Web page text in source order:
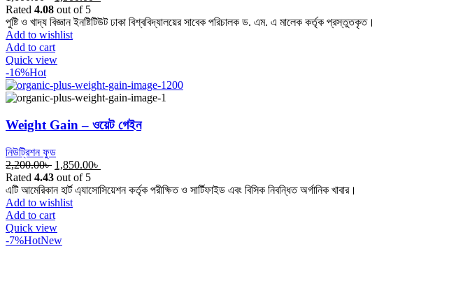
price
was:
1,600.00৳ .
is:
Rated 4.08 out of 5
পুষ্টি ও খাদ্য বিজ্ঞান ইনষ্টিটিউট ঢাকা বিশ্ববিদ্যালয়ের সাবেক পরিচালক ড. এম. এ মালেক কর্তৃক প্রস্তুতকৃত।
Add to wishlist
Add to cart
Quick view
-16%Hot
Weight Gain – ওয়েট গেইন
নিউট্রিশন ফুড
2,200.00৳ Original
price
was:
2,200.00৳ .
1,850.00৳
is:
Rated 4.43 out of 5
এটি আমেরিকান হার্ট এ্যাসোসিয়েশন কর্তৃক পরীক্ষিত ও সার্টিফাইড এবং বিসিক নিবন্ধিত অর্গানিক খাবার।
Add to wishlist
Add to cart
Quick view
-7%HotNew